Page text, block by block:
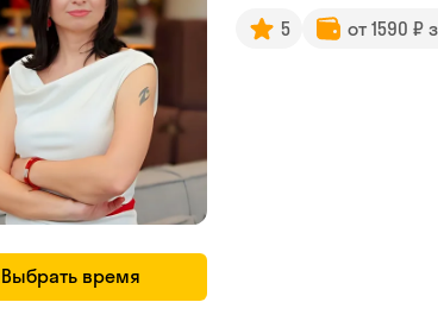
Выбрать время
5 от 1590 ₽